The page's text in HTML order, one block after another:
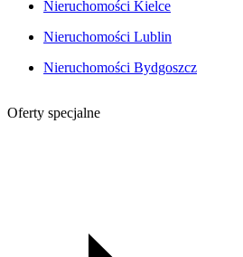
Nieruchomości Kielce
Nieruchomości Lublin
Nieruchomości Bydgoszcz
Oferty specjalne